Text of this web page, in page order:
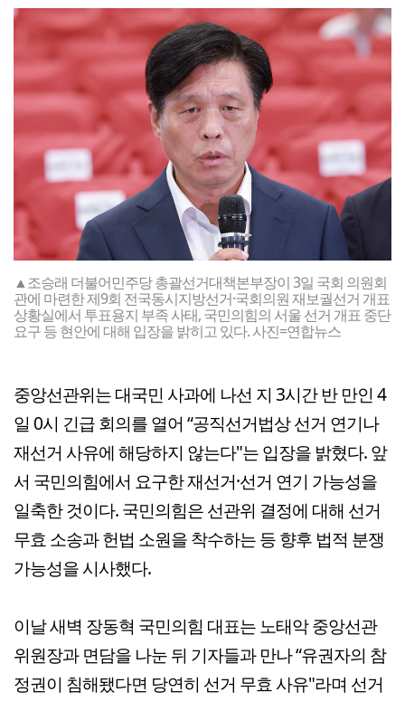
▲조승래 더불어민주당 총괄선거대책본부장이 3일 국회 의원회
관에 마련한 제9회 전국동시지방선거·국회의원 재보궐선거 개표
상황실에서 투표용지 부족 사태, 국민의힘의 서울 선거 개표 중단
요구 등 현안에 대해 입장을 밝히고 있다. 사진=연합뉴스
중앙선관위는 대국민 사과에 나선 지 3시간 반 만인 4
일 0시 긴급 회의를 열어 “공직선거법상 선거 연기나
재선거 사유에 해당하지 않는다"는 입장을 밝혔다. 앞
서 국민의힘에서 요구한 재선거·선거 연기 가능성을
일축한 것이다. 국민의힘은 선관위 결정에 대해 선거
무효 소송과 헌법 소원을 착수하는 등 향후 법적 분쟁
가능성을 시사했다.
이날 새벽 장동혁 국민의힘 대표는 노태악 중앙선관
위원장과 면담을 나눈 뒤 기자들과 만나 “유권자의 참
정권이 침해됐다면 당연히 선거 무효 사유"라며 선거